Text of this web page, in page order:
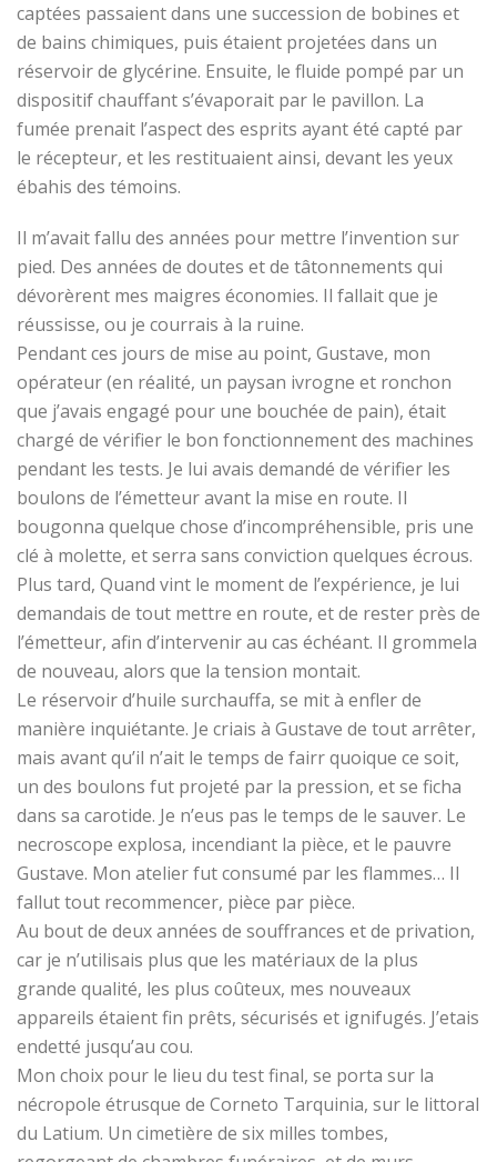
captées passaient dans une succession de bobines et
de bains chimiques, puis étaient projetées dans un
réservoir de glycérine. Ensuite, le fluide pompé par un
dispositif chauffant s’évaporait par le pavillon. La
fumée prenait l’aspect des esprits ayant été capté par
le récepteur, et les restituaient ainsi, devant les yeux
ébahis des témoins.
Il m’avait fallu des années pour mettre l’invention sur
pied. Des années de doutes et de tâtonnements qui
dévorèrent mes maigres économies. Il fallait que je
réussisse, ou je courrais à la ruine.
Pendant ces jours de mise au point, Gustave, mon
opérateur (en réalité, un paysan ivrogne et ronchon
que j’avais engagé pour une bouchée de pain), était
chargé de vérifier le bon fonctionnement des machines
pendant les tests. Je lui avais demandé de vérifier les
boulons de l’émetteur avant la mise en route. Il
bougonna quelque chose d’incompréhensible, pris une
clé à molette, et serra sans conviction quelques écrous.
Plus tard, Quand vint le moment de l’expérience, je lui
demandais de tout mettre en route, et de rester près de
l’émetteur, afin d’intervenir au cas échéant. Il grommela
de nouveau, alors que la tension montait.
Le réservoir d’huile surchauffa, se mit à enfler de
manière inquiétante. Je criais à Gustave de tout arrêter,
mais avant qu’il n’ait le temps de fairr quoique ce soit,
un des boulons fut projeté par la pression, et se ficha
dans sa carotide. Je n’eus pas le temps de le sauver. Le
necroscope explosa, incendiant la pièce, et le pauvre
Gustave. Mon atelier fut consumé par les flammes… Il
fallut tout recommencer, pièce par pièce.
Au bout de deux années de souffrances et de privation,
car je n’utilisais plus que les matériaux de la plus
grande qualité, les plus coûteux, mes nouveaux
appareils étaient fin prêts, sécurisés et ignifugés. J’etais
endetté jusqu’au cou.
Mon choix pour le lieu du test final, se porta sur la
nécropole étrusque de Corneto Tarquinia, sur le littoral
du Latium. Un cimetière de six milles tombes,